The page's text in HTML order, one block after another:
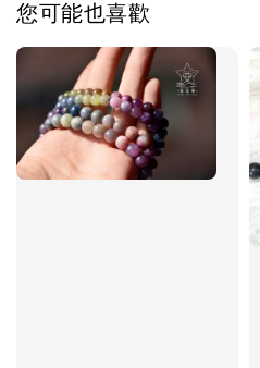
您可能也喜歡